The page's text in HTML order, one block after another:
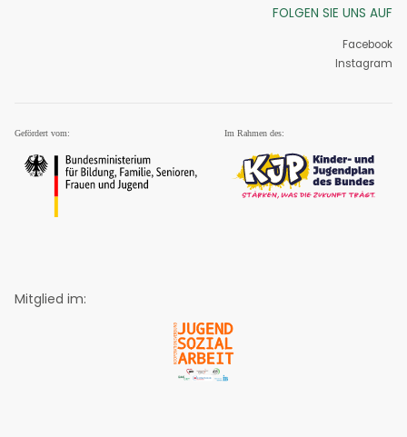
FOLGEN SIE UNS AUF
Facebook
Instagram
Mitglied im: